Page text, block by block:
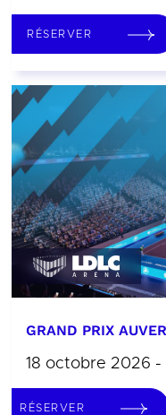
RÉSERVER
GRAND PRIX
18 octobre 2026 -
RÉSERVER